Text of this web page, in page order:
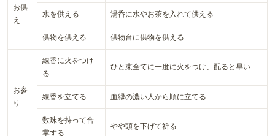
お供
え
水を供える 湯呑に水やお茶を入れて供える
供物を供える 供物台に供物を供える
お参
り
線香に火をつけ
る
ひと束全てに一度に火をつけ、配ると早い
線香を立てる 血縁の濃い人から順に立てる
数珠を持って合
掌する
やや頭を下げて祈る